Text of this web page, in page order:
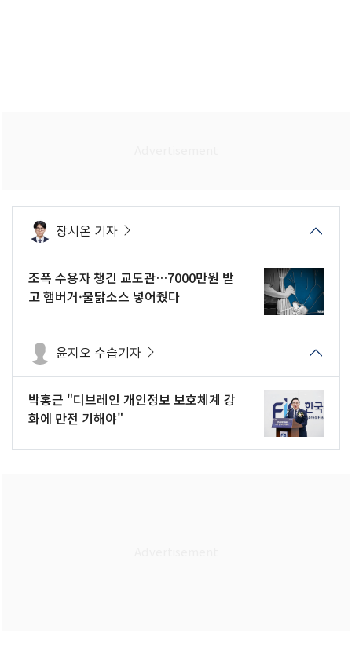
장시온 기자
조폭 수용자 챙긴 교도관…7000만원 받
고 햄버거·불닭소스 넣어줬다
윤지오 수습기자
박홍근 "디브레인 개인정보 보호체계 강
화에 만전 기해야"